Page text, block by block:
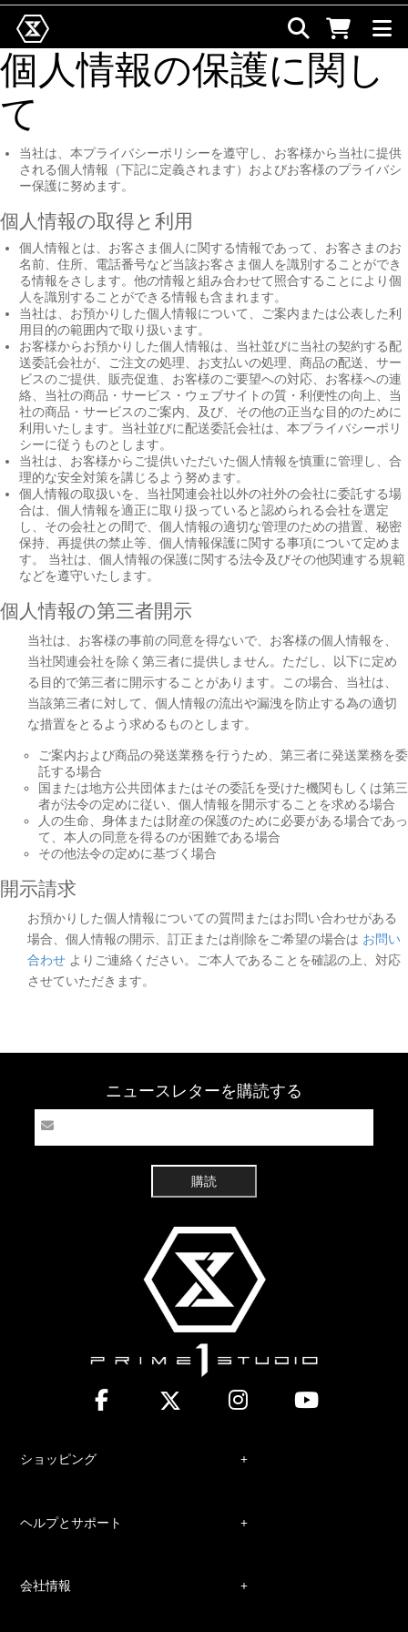
個人情報の保護に関し
て
当社は、本プライバシーポリシーを遵守し、お客様から当社に提供
される個人情報（下記に定義されます）およびお客様のプライバシ
ー保護に努めます。
個人情報の取得と利用
個人情報とは、お客さま個人に関する情報であって、お客さまのお
名前、住所、電話番号など当該お客さま個人を識別することができ
る情報をさします。他の情報と組み合わせて照合することにより個
人を識別することができる情報も含まれます。
当社は、お預かりした個人情報について、ご案内または公表した利
用目的の範囲内で取り扱います。
お客様からお預かりした個人情報は、当社並びに当社の契約する配
送委託会社が、ご注文の処理、お支払いの処理、商品の配送、サー
ビスのご提供、販売促進、お客様のご要望への対応、お客様への連
絡、当社の商品・サービス・ウェブサイトの質・利便性の向上、当
社の商品・サービスのご案内、及び、その他の正当な目的のために
利用いたします。当社並びに配送委託会社は、本プライバシーポリ
シーに従うものとします。
当社は、お客様からご提供いただいた個人情報を慎重に管理し、合
理的な安全対策を講じるよう努めます。
個人情報の取扱いを、当社関連会社以外の社外の会社に委託する場
合は、個人情報を適正に取り扱っていると認められる会社を選定
し、その会社との間で、個人情報の適切な管理のための措置、秘密
保持、再提供の禁止等、個人情報保護に関する事項について定めま
す。 当社は、個人情報の保護に関する法令及びその他関連する規範
などを遵守いたします。
個人情報の第三者開示
当社は、お客様の事前の同意を得ないで、お客様の個人情報を、
当社関連会社を除く第三者に提供しません。ただし、以下に定め
る目的で第三者に開示することがあります。この場合、当社は、
当該第三者に対して、個人情報の流出や漏洩を防止する為の適切
な措置をとるよう求めるものとします。
ご案内および商品の発送業務を行うため、第三者に発送業務を委
託する場合
国または地方公共団体またはその委託を受けた機関もしくは第三
者が法令の定めに従い、個人情報を開示することを求める場合
人の生命、身体または財産の保護のために必要がある場合であっ
て、本人の同意を得るのが困難である場合
その他法令の定めに基づく場合
開示請求
お預かりした個人情報についての質問またはお問い合わせがある
場合、個人情報の開示、訂正または削除をご希望の場合は お問い
合わせ よりご連絡ください。ご本人であることを確認の上、対応
させていただきます。
ニュースレターを購読する
購読
ショッピング
ヘルプとサポート
会社情報